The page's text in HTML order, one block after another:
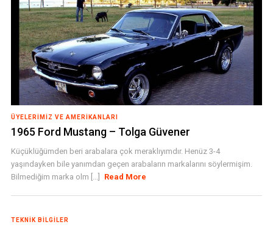
ÜYELERIMIZ VE AMERIKANLARI
1965 Ford Mustang – Tolga Güvener
Küçüklüğümden beri arabalara çok meraklıyımdır. Henüz 3-4
yaşındayken bile yanımdan geçen arabaların markalarını söylermişim.
Bilmediğim marka olm [...]
Read More
TEKNIK BILGILER